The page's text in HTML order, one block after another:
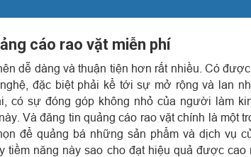
cáo rao vặt miễn phí
dễ dàng và thuận tiện hơn rất nhiều. Có
đặc biệt phải kể tới sự mở rộng và lan
có sự đóng góp không nhỏ của người làm
Và đăng tin quảng cáo rao vặt chính là một
để quảng bá những sản phẩm và dịch vụ
tiềm năng này sao cho đạt hiệu quả được cao